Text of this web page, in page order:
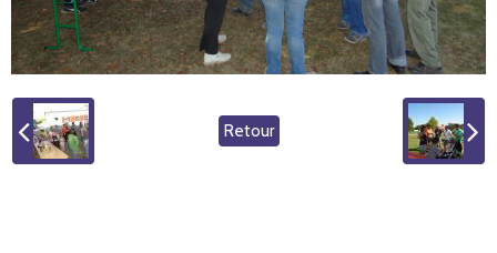
Retour